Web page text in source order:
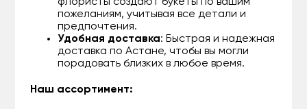
пожеланиям, учитывая все детали и
предпочтения.
Удобная доставка: Быстрая и надежная
доставка по Астане, чтобы вы могли
порадовать близких в любое время.
Наш ассортимент: